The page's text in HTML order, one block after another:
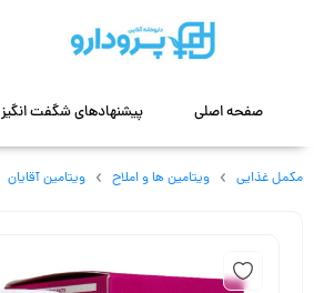
صفحه اصلی پیشنهادهای شگفت انگیز
مکمل غذایی ویتامین ها و املاح ویتامین آقایان